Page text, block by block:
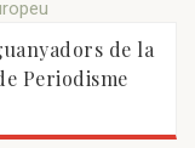
de la
Periodisme